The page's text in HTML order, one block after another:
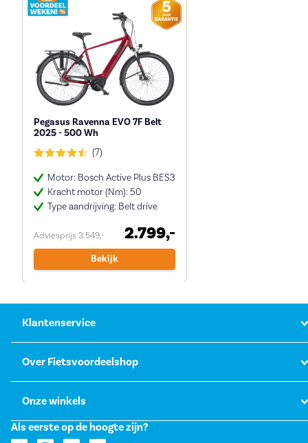
Pegasus Ravenna EVO 7F Belt
2025 - 500 Wh
(7)
Motor: Bosch Active Plus BES3
Kracht motor (Nm): 50
Type aandrijving: Belt drive
Adviesprijs 3.549,- 2.799,-
Bekijk
Klantenservice
Over Fietsvoordeelshop
Onze winkels
Als eerste op de hoogte zijn?